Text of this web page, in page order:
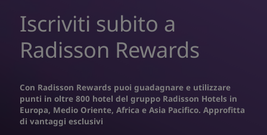
Iscriviti subito a
Radisson Rewards
Con Radisson Rewards puoi guadagnare e utilizzare
punti in oltre 800 hotel del gruppo Radisson Hotels in
Europa, Medio Oriente, Africa e Asia Pacifico. Approfitta
di vantaggi esclusivi